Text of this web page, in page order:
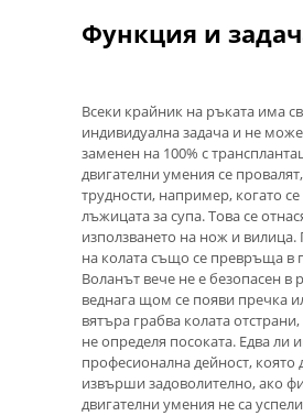
Функция и
Всеки крайник на ръката има
индивидуална задача и не
заменен на 100% с
двигателни умения се
трудности, например, когато
лъжицата за супа. Това се
използването на нож и
на колата също се превръща в
Воланът вече не е безопасен в
веднага щом се появи пречка
вятъра грабва колата
не определя посоката. Едва ли
професионална дейност, която
извърши задоволително, ако
двигателни умения не са